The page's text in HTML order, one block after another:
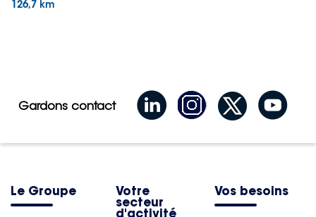
126,7 km
Gardons contact
Le Groupe Votre
secteur
d'activité
Vos besoins